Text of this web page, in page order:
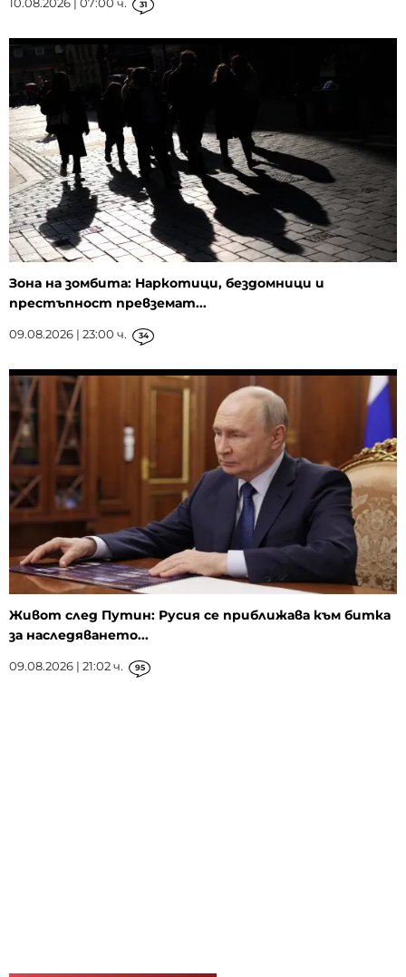
31
Зона на зомбита: Наркотици, бездомници и
престъпност превземат...
09.08.2026 | 23:00 ч. 34
Живот след Путин: Русия се приближава към битка
за наследяването...
09.08.2026 | 21:02 ч. 95